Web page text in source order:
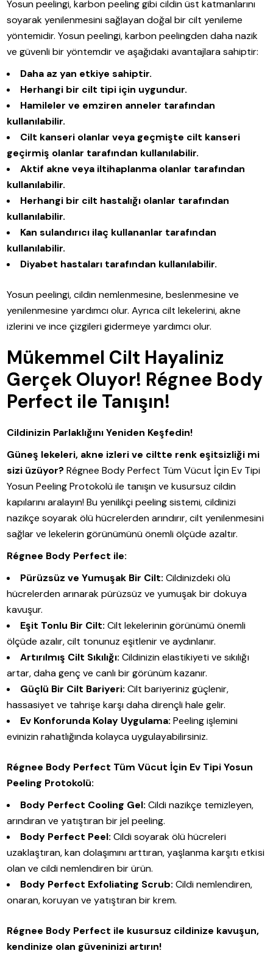
Yosun peelingi, karbon peeling gibi cildin üst katmanlarını
soyarak yenilenmesini sağlayan doğal bir cilt yenileme
yöntemidir. Yosun peelingi, karbon peelingden daha nazik
ve güvenli bir yöntemdir ve aşağıdaki avantajlara sahiptir:
Daha az yan etkiye sahiptir.
Herhangi bir cilt tipi için uygundur.
Hamileler ve emziren anneler tarafından
kullanılabilir.
Cilt kanseri olanlar veya geçmişte cilt kanseri
geçirmiş olanlar tarafından kullanılabilir.
Aktif akne veya iltihaplanma olanlar tarafından
kullanılabilir.
Herhangi bir cilt hastalığı olanlar tarafından
kullanılabilir.
Kan sulandırıcı ilaç kullananlar tarafından
kullanılabilir.
Diyabet hastaları tarafından kullanılabilir.
Yosun peelingi, cildin nemlenmesine, beslenmesine ve
yenilenmesine yardımcı olur. Ayrıca cilt lekelerini, akne
izlerini ve ince çizgileri gidermeye yardımcı olur.
Mükemmel Cilt Hayaliniz
Gerçek Oluyor! Régnee Body
Perfect ile Tanışın!
Cildinizin Parlaklığını Yeniden Keşfedin!
Güneş lekeleri, akne izleri ve ciltte renk eşitsizliği mi
sizi üzüyor? Régnee Body Perfect Tüm Vücut İçin Ev Tipi
Yosun Peeling Protokolü ile tanışın ve kusursuz cildin
kapılarını aralayın! Bu yenilikçi peeling sistemi, cildinizi
nazikçe soyarak ölü hücrelerden arındırır, cilt yenilenmesini
sağlar ve lekelerin görünümünü önemli ölçüde azaltır.
Régnee Body Perfect ile:
Pürüzsüz ve Yumuşak Bir Cilt: Cildinizdeki ölü
hücrelerden arınarak pürüzsüz ve yumuşak bir dokuya
kavuşur.
Eşit Tonlu Bir Cilt: Cilt lekelerinin görünümü önemli
ölçüde azalır, cilt tonunuz eşitlenir ve aydınlanır.
Artırılmış Cilt Sıkılığı: Cildinizin elastikiyeti ve sıkılığı
artar, daha genç ve canlı bir görünüm kazanır.
Güçlü Bir Cilt Bariyeri: Cilt bariyeriniz güçlenir,
hassasiyet ve tahrişe karşı daha dirençli hale gelir.
Ev Konforunda Kolay Uygulama: Peeling işlemini
evinizin rahatlığında kolayca uygulayabilirsiniz.
Régnee Body Perfect Tüm Vücut İçin Ev Tipi Yosun
Peeling Protokolü:
Body Perfect Cooling Gel: Cildi nazikçe temizleyen,
arındıran ve yatıştıran bir jel peeling.
Body Perfect Peel: Cildi soyarak ölü hücreleri
uzaklaştıran, kan dolaşımını arttıran, yaşlanma karşıtı etkisi
olan ve cildi nemlendiren bir ürün.
Body Perfect Exfoliating Scrub: Cildi nemlendiren,
onaran, koruyan ve yatıştıran bir krem.
Régnee Body Perfect ile kusursuz cildinize kavuşun,
kendinize olan güveninizi artırın!